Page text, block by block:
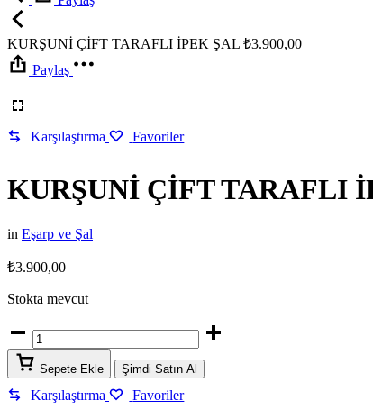
KURŞUNİ ÇİFT TARAFLI İPEK ŞAL ₺3.900,00
Paylaş
Karşılaştırma Favoriler
KURŞUNİ ÇİFT TARAFLI
in Eşarp ve Şal
₺3.900,00
Stokta mevcut
KURŞUNİ
ÇİFT
TARAFLI
İPEK
ŞAL
Sepete Ekle Şimdi Satın Al
Karşılaştırma Favoriler